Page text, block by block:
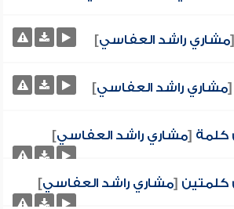
[مشاري راشد العفاسي]
[مشاري راشد العفاسي]
كلمة [مشاري راشد العفاسي]
كلمتين [مشاري راشد العفاسي]